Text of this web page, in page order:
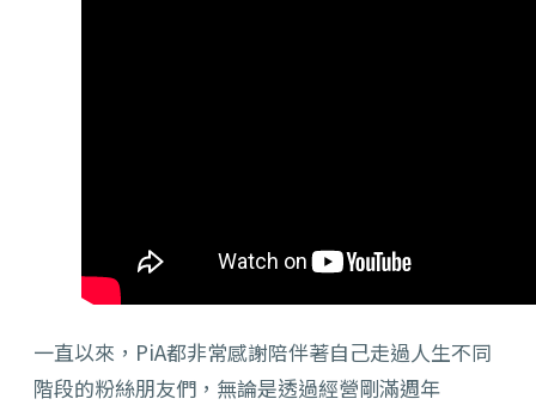
一直以來，PiA都非常感謝陪伴著自己走過人生不同
階段的粉絲朋友們，無論是透過經營剛滿週年